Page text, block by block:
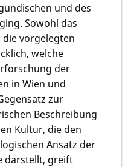
und des
Sowohl das
die vorgelegten
welche
der
in Wien und
zur
Beschreibung
Kultur, die den
Ansatz der
darstellt, greift